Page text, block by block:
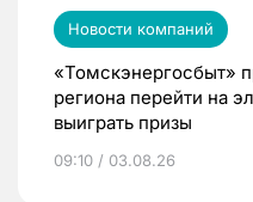
Новости компаний
«Томскэнергосбыт»
региона перейти на
выиграть призы
09:10 / 03.08.26